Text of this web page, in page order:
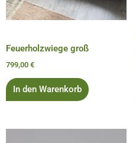
Feuerholzwiege groß
799,00 €
In den Warenkorb